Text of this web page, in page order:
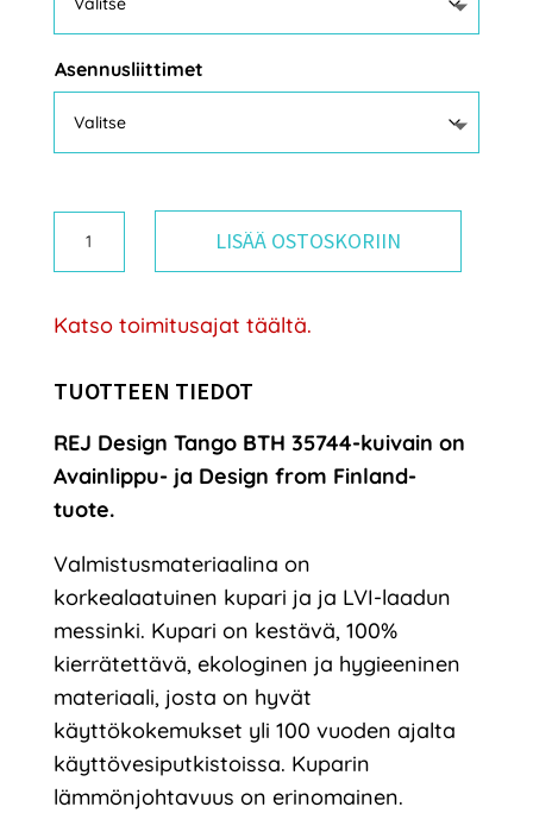
Asennusliittimet
BTH
vesitoiminen
pyyhekuivain,
yläkytkennällä
määrä
LISÄÄ OSTOSKORIIN
Katso toimitusajat täältä.
TUOTTEEN TIEDOT
REJ Design Tango BTH 35744-kuivain on
Avainlippu- ja Design from Finland-
tuote.
Valmistusmateriaalina on
korkealaatuinen kupari ja ja LVI-laadun
messinki. Kupari on kestävä, 100%
kierrätettävä, ekologinen ja hygieeninen
materiaali, josta on hyvät
käyttökokemukset yli 100 vuoden ajalta
käyttövesiputkistoissa. Kuparin
lämmönjohtavuus on erinomainen.